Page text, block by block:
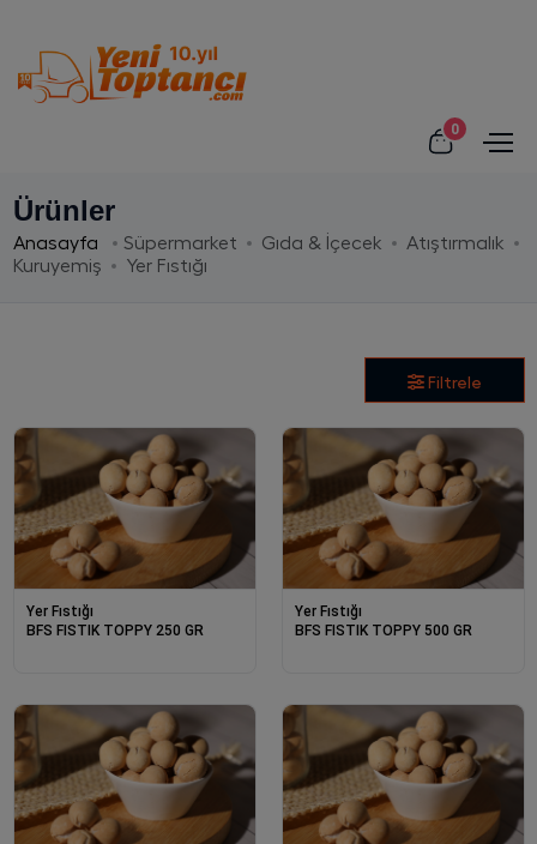
0
Ürünler
Anasayfa Süpermarket Gıda & İçecek
Atıştırmalık
Kuruyemiş
Yer Fıstığı
Filtrele
Yer Fıstığı
BFS FISTIK TOPPY 250 GR
Yer Fıstığı
BFS FISTIK TOPPY 500 GR